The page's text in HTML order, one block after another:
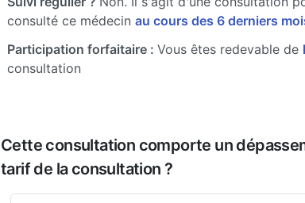
consulté ce médecin au cours des 6 derniers
Participation forfaitaire : Vous êtes redevable de
consultation
Cette consultation comporte un
tarif de la consultation ?